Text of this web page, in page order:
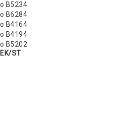
B5234
B6284
B4164
B4194
B5202
ST